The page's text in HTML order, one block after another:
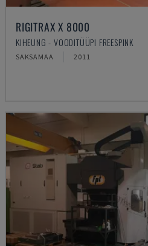
RIGITRAX X 8000
KIHEUNG - VOODITÜÜPI FREESPINK
SAKSAMAA 2011